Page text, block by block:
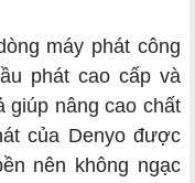
máy phát công
phát cao cấp và
giúp nâng cao chất
của Denyo được
nên không ngạc